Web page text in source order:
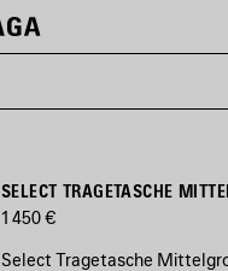
SELECT TRAGETASCHE
1 450 €
Select Tragetasche